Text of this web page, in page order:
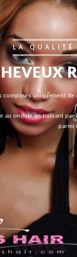
LA QUALITÉ
composés uniquement de
au ondulé en passant
parmi